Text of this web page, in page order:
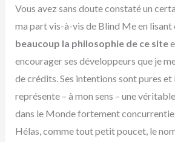
Vous avez sans doute constaté un
ma part vis-à-vis de Blind Me en
beaucoup la philosophie de ce site
encourager ses développeurs que je
de crédits. Ses intentions sont pures et
représente – à mon sens – une
dans le Monde fortement
Hélas, comme tout petit poucet, le